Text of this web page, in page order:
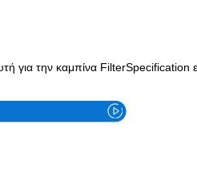
για την καμπίνα FilterSpecification